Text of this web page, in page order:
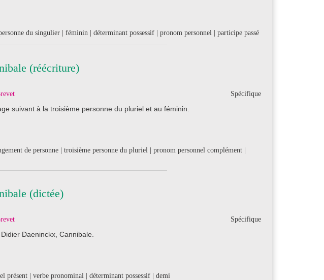
du singulier | féminin | déterminant possessif | pronom personnel | participe passé
(réécriture)
Spécifique
suivant à la troisième personne du pluriel et au féminin.
de personne | troisième personne du pluriel | pronom personnel complément |
(dictée)
Spécifique
Daeninckx, Cannibale.
présent | verbe pronominal | déterminant possessif | demi